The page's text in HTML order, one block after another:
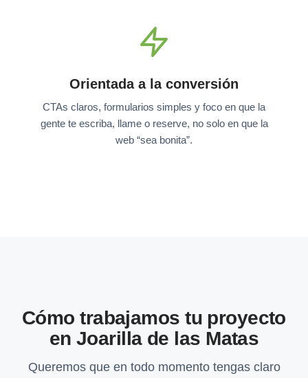
Orientada a la conversión
CTAs claros, formularios simples y foco en que la
gente te escriba, llame o reserve, no solo en que la
web “sea bonita”.
Cómo trabajamos tu proyecto
en Joarilla de las Matas
Queremos que en todo momento tengas claro